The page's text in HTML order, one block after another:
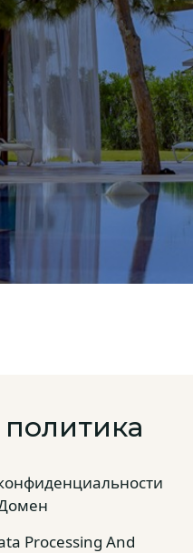
клуб
& Pool
Processing And